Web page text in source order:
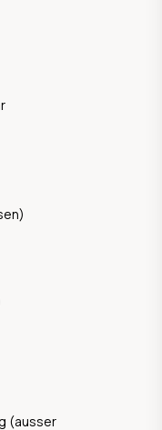
(ausser